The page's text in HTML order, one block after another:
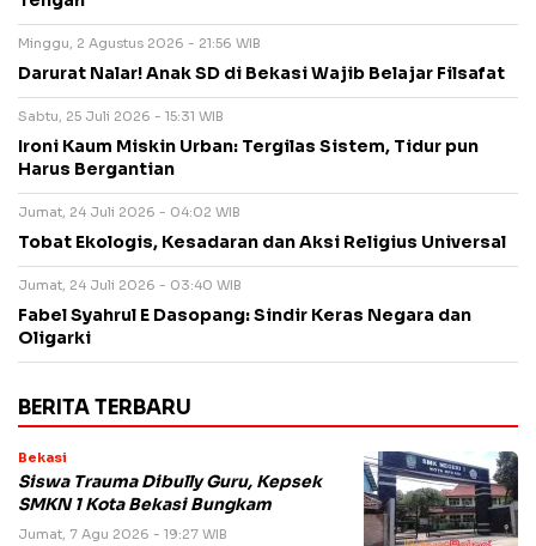
Minggu, 2 Agustus 2026 - 21:56 WIB
Darurat Nalar! Anak SD di Bekasi Wajib Belajar Filsafat
Sabtu, 25 Juli 2026 - 15:31 WIB
Ironi Kaum Miskin Urban: Tergilas Sistem, Tidur pun
Harus Bergantian
Jumat, 24 Juli 2026 - 04:02 WIB
Tobat Ekologis, Kesadaran dan Aksi Religius Universal
Jumat, 24 Juli 2026 - 03:40 WIB
Fabel Syahrul E Dasopang: Sindir Keras Negara dan
Oligarki
BERITA TERBARU
Bekasi
Siswa Trauma Dibully Guru, Kepsek
SMKN 1 Kota Bekasi Bungkam
Jumat, 7 Agu 2026 - 19:27 WIB